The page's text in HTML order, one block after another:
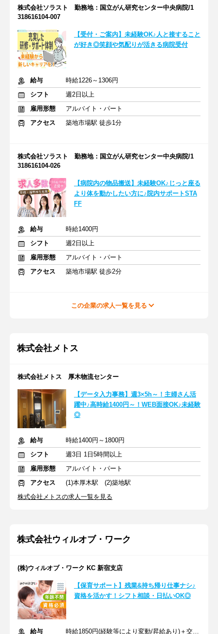
株式会社ソラスト 勤務地：国立がん研究センター中央病院/1
318616104-007
【受付・ご案内】未経験OK♪人と接すること
が好き◎笑顔や気配りが活きる病院受付
給与
時給1226～1306円
シフト
週2日以上
雇用形態
アルバイト・パート
アクセス
築地市場駅 徒歩1分
株式会社ソラスト 勤務地：国立がん研究センター中央病院/1
318616104-026
【病院内の物品搬送】未経験OK♪じっと座る
より体を動かしたい方に♪院内サポートSTA
FF
給与
時給1400円
シフト
週2日以上
雇用形態
アルバイト・パート
アクセス
築地市場駅 徒歩2分
この企業の求人一覧を見る
株式会社メトス
株式会社メトス 厚木物流センター
【データ入力事務】週3×5h～！主婦さん活
躍中♪高時給1400円～！WEB面接OK♪未経験
◎
給与
時給1400円～1800円
シフト
週3日 1日5時間以上
雇用形態
アルバイト・パート
アクセス
(1)本厚木駅 (2)築地駅
株式会社メトスの求人一覧を見る
株式会社ウィルオブ・ワーク
(株)ウィルオブ・ワーク KC 新宿支店
【保育サポート】残業&持ち帰り仕事ナシ♪
資格を活かす！シフト相談・日払いOK◎
給与
時給1850円(経験等により変動/昇給あり)＋交通費全額支給